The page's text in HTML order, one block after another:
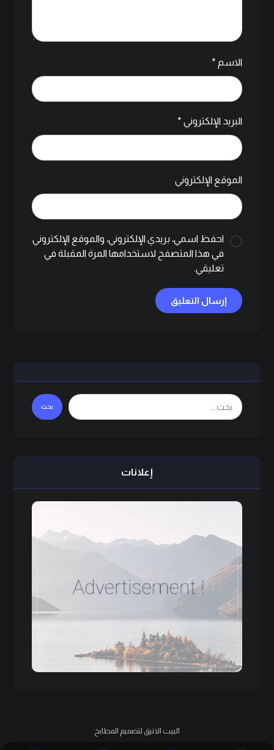
الاسم *
البريد الإلكتروني *
الموقع الإلكتروني
احفظ اسمي، بريدي الإلكتروني، والموقع الإلكتروني
في هذا المتصفح لاستخدامها المرة المقبلة في
تعليقي.
إرسال التعليق
بحث
إعلانات
البيت الانيق لتصميم المطابخ